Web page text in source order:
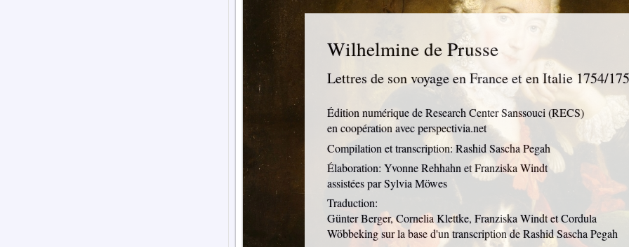
Wilhelmine de Prusse
Lettres de son voyage en France et en Italie 1754/
Édition numérique de Research Center Sanssouci (RECS)
en coopération avec perspectivia.net
Compilation et transcription: Rashid Sascha Pegah
Élaboration: Yvonne Rehhahn et Franziska Windt
assistées par Sylvia Möwes
Traduction:
Günter Berger, Cornelia Klettke, Franziska Windt et Cordula
Wöbbeking sur la base d'un transcription de Rashid Sascha Pegah